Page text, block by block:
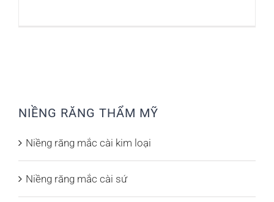
NIỀNG RĂNG THẨM MỸ
Niềng răng mắc cài kim loại
Niềng răng mắc cài sứ